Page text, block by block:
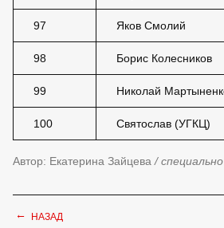
97 Яков Смолий
98 Борис Колесников
99 Николай
100 Святослав (УГКЦ)
Автор: Екатерина Зайцева /
← НАЗАД